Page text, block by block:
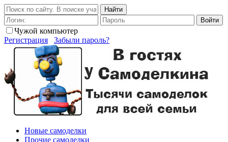
Найти
Войти
Чужой компьютер
Регистрация
Забыли пароль?
Новые самоделки
Прочие самоделки